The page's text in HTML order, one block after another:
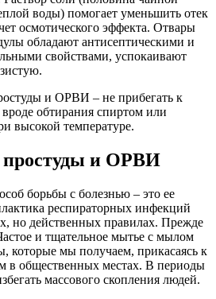
воды) помогает уменьшить отек
осмотического эффекта. Отвары
обладают антисептическими и
свойствами, успокаивают
и ОРВИ – не прибегать к
обтирания спиртом или
высокой температуре.
и ОРВИ
борьбы с болезнью – это ее
респираторных инфекций
но действенных правилах. Прежде
и тщательное мытье с мылом
которые мы получаем, прикасаясь к
в общественных местах. В периоды
массового скопления людей.